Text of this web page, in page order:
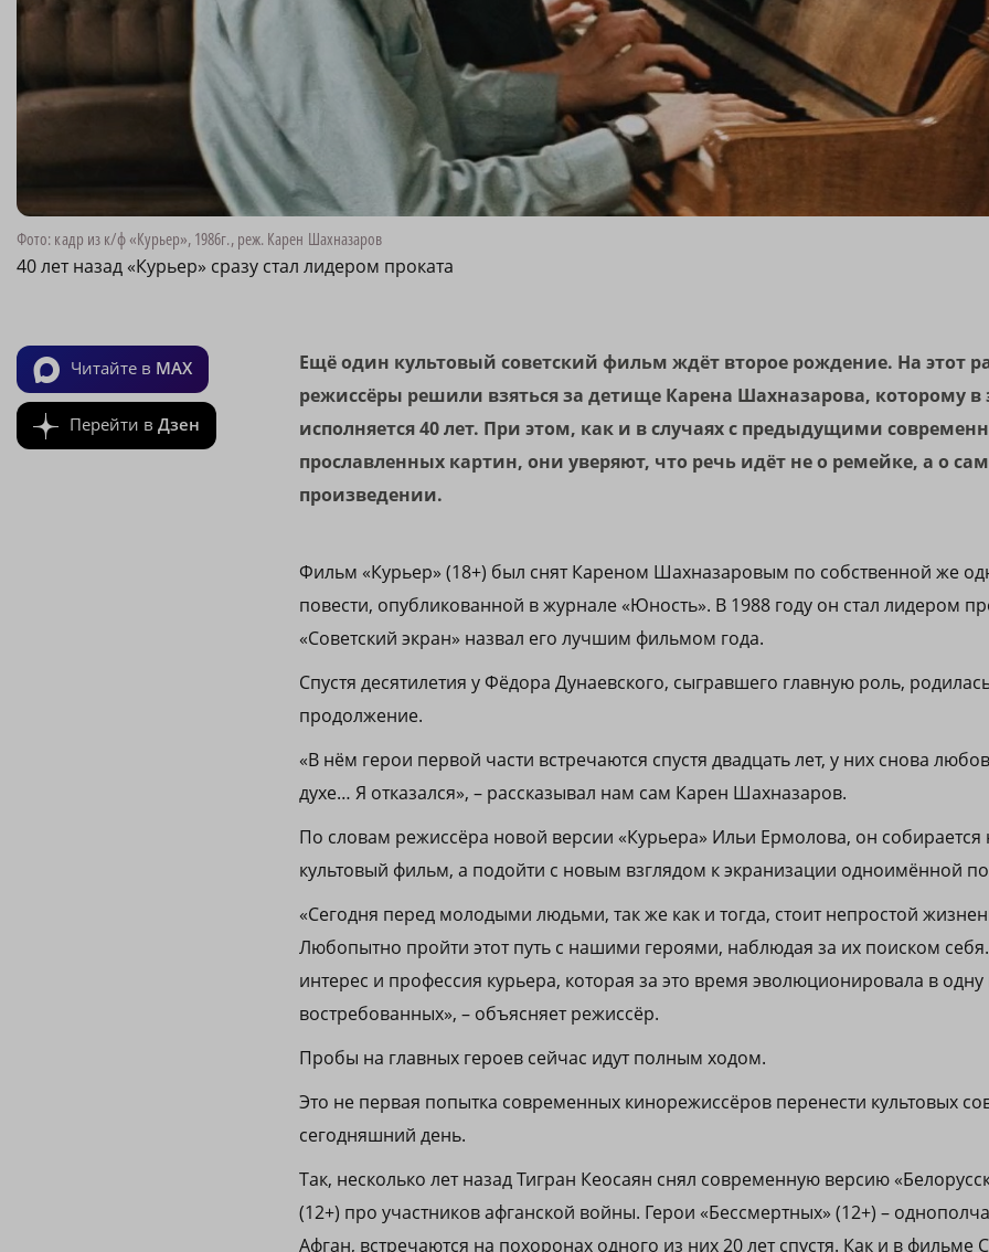
Фото: кадр из к/ф «Курьер», 1986г., реж. Карен Шахназаров
40 лет назад «Курьер» сразу стал лидером проката
Читайте в MAX
Перейти в Дзен
Ещё один культовый советский фильм ждёт второе рождение. На этот
режиссёры решили взяться за детище Карена Шахназарова, которому в
исполняется 40 лет. При этом, как и в случаях с предыдущими
прославленных картин, они уверяют, что речь идёт не о ремейке, а о
произведении.
Фильм «Курьер» (18+) был снят Кареном Шахназаровым по собственной же
повести, опубликованной в журнале «Юность». В 1988 году он стал лидером
«Советский экран» назвал его лучшим фильмом года.
Спустя десятилетия у Фёдора Дунаевского, сыгравшего главную роль,
продолжение.
«В нём герои первой части встречаются спустя двадцать лет, у них снова
духе… Я отказался», – рассказывал нам сам Карен Шахназаров.
По словам режиссёра новой версии «Курьера» Ильи Ермолова, он собирается
культовый фильм, а подойти с новым взглядом к экранизации одноимённой
«Сегодня перед молодыми людьми, так же как и тогда, стоит непростой
Любопытно пройти этот путь с нашими героями, наблюдая за их поиском
интерес и профессия курьера, которая за это время эволюционировала в
востребованных», – объясняет режиссёр.
Пробы на главных героев сейчас идут полным ходом.
Это не первая попытка современных кинорежиссёров перенести культовых
сегодняшний день.
Так, несколько лет назад Тигран Кеосаян снял современную версию
(12+) про участников афганской войны. Герои «Бессмертных» (12+) –
Афган, встречаются на похоронах одного из них 20 лет спустя. Как и в фильме